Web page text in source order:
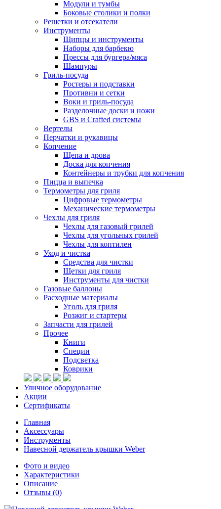
Модули и тумбы
Боковые столики и полки
Решетки и отсекатели
Инструменты
Щипцы и инструменты
Наборы для барбекю
Прессы для бургера/мяса
Шампуры
Гриль-посуда
Ростеры и подставки
Противни и сетки
Воки и гриль-посуда
Разделочные доски и ножи
GBS и Crafted системы
Вертелы
Перчатки и рукавицы
Копчение
Щепа и дрова
Доска для копчения
Контейнеры и трубки для копчения
Пицца и выпечка
Термометры для гриля
Цифровые термометры
Механические термометры
Чехлы для гриля
Чехлы для газовый грилей
Чехлы для угольных грилей
Чехлы для коптилен
Уход и чистка
Средства для чистки
Щетки для гриля
Инструменты для чистки
Газовые баллоны
Расходные материалы
Уголь для гриля
Розжиг и стартеры
Запчасти для грилей
Прочее
Книги
Специи
Подсветка
Коврики
Уличное оборудование
Акции
Сертификаты
Главная
Аксессуары
Инструменты
Навесной держатель крышки Weber
Фото и видео
Характеристики
Описание
Отзывы (0)